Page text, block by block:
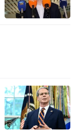
这样的话就会
the videos,
and posted
a social media
storage